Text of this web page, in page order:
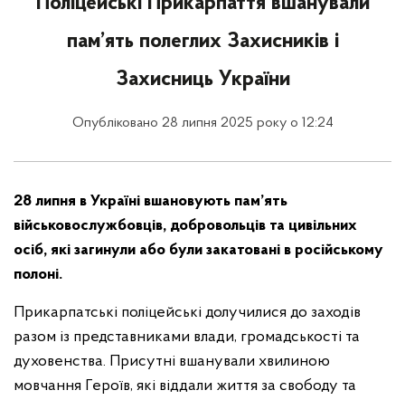
пам’ять полеглих Захисників і
Захисниць України
Опубліковано 28 липня 2025 року о 12:24
28 липня в Україні вшановують пам’ять
військовослужбовців, добровольців та цивільних
осіб, які загинули або були закатовані в російському
полоні.
Прикарпатські поліцейські долучилися до заходів
разом із представниками влади, громадськості та
духовенства. Присутні вшанували хвилиною
мовчання Героїв, які віддали життя за свободу та